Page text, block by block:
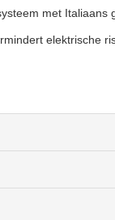
met
elektrische